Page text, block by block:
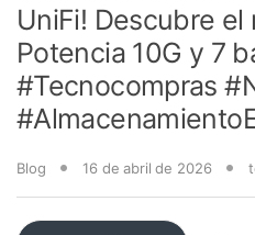
UniFi! Descubre
Potencia 10G y 7
#Tecnocompras
Blog 16 de abril de 2026